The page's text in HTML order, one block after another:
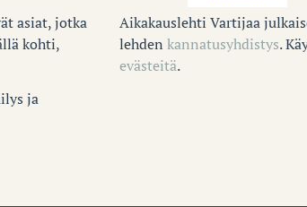
asiat, jotka
kohti,
ja
Aikakauslehti Vartijaa
lehden kannatusyhdistys.
evästeitä.